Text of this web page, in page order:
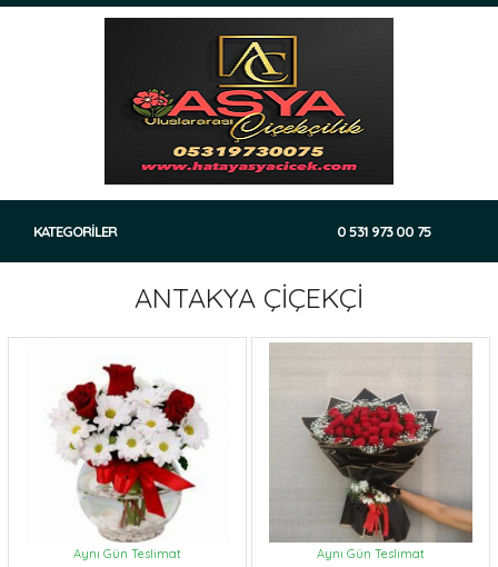
KATEGORİLER 0 531 973 00 75
ANTAKYA ÇİÇEKÇİ
Aynı Gün Teslimat Aynı Gün Teslimat